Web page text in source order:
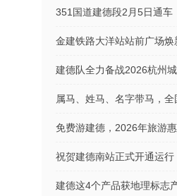
351国道建德段2月5日通车
金建铁路大洋站站前广场焕
建德队全力备战2026杭州
免费游建德，2026年旅游
祝贺建德南站正式开通运行
建德这4个产品获地理标志